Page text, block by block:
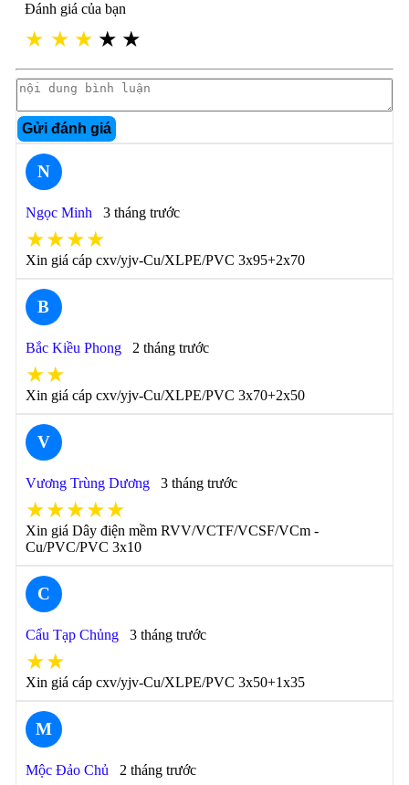
Đánh giá của bạn
★ ★ ★ ★ ★
Gửi đánh giá
N
Ngọc Minh 3 tháng trước
★★★★
Xin giá cáp cxv/yjv-Cu/XLPE/PVC 3x95+2x70
B
Bắc Kiều Phong 2 tháng trước
★★
Xin giá cáp cxv/yjv-Cu/XLPE/PVC 3x70+2x50
V
Vương Trùng Dương 3 tháng trước
★★★★★
Xin giá Dây điện mềm RVV/VCTF/VCSF/VCm -
Cu/PVC/PVC 3x10
C
Cẩu Tạp Chủng 3 tháng trước
★★
Xin giá cáp cxv/yjv-Cu/XLPE/PVC 3x50+1x35
M
Mộc Đảo Chủ 2 tháng trước